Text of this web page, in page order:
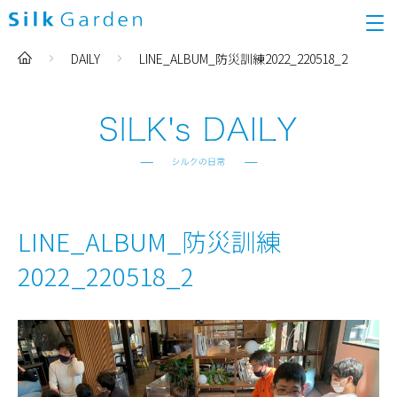
DAILY LINE_ALBUM_防災訓練2022_220518_2
LINE_ALBUM_防災訓練
2022_220518_2